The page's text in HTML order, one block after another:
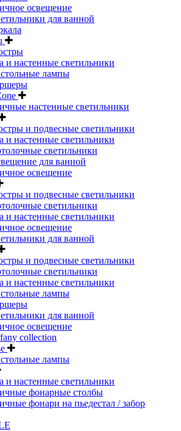
освещение
для ванной
и настенные светильники
лампы
настенные светильники
и подвесные светильники
и настенные светильники
светильники
для ванной
освещение
и подвесные светильники
светильники
и настенные светильники
освещение
для ванной
и подвесные светильники
светильники
и настенные светильники
лампы
для ванной
освещение
collection
лампы
и настенные светильники
фонарные столбы
фонари на пьедестал / забор